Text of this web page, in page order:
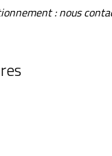
: nous